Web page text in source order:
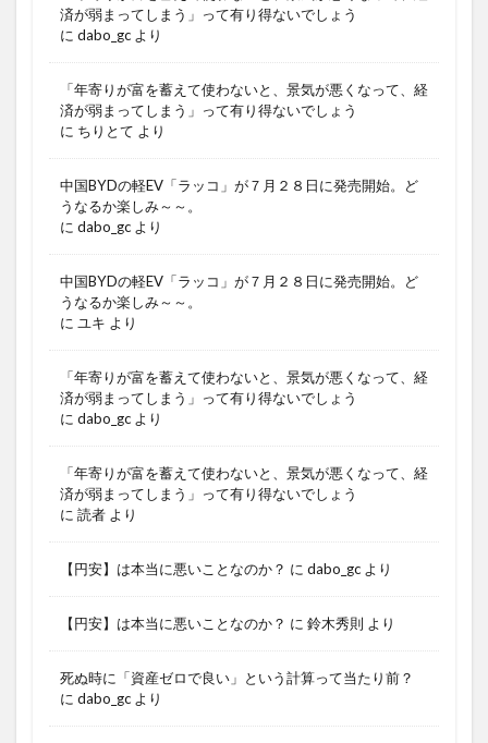
済が弱まってしまう」って有り得ないでしょう
に dabo_gc より
「年寄りが富を蓄えて使わないと、景気が悪くなって、経
済が弱まってしまう」って有り得ないでしょう
に ちりとて より
中国BYDの軽EV「ラッコ」が７月２８日に発売開始。ど
うなるか楽しみ～～。
に dabo_gc より
中国BYDの軽EV「ラッコ」が７月２８日に発売開始。ど
うなるか楽しみ～～。
に ユキ より
「年寄りが富を蓄えて使わないと、景気が悪くなって、経
済が弱まってしまう」って有り得ないでしょう
に dabo_gc より
「年寄りが富を蓄えて使わないと、景気が悪くなって、経
済が弱まってしまう」って有り得ないでしょう
に 読者 より
【円安】は本当に悪いことなのか？ に dabo_gc より
【円安】は本当に悪いことなのか？ に 鈴木秀則 より
死ぬ時に「資産ゼロで良い」という計算って当たり前？
に dabo_gc より